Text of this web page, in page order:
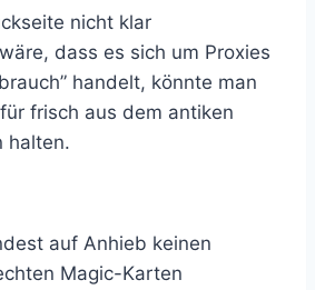
nicht klar
dass es sich um Proxies
handelt, könnte man
frisch aus dem antiken
halten.
auf Anhieb keinen
Magic-Karten